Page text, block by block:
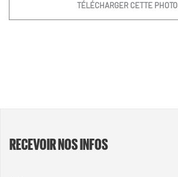
TÉLÉCHARGER CETTE PHOTO
RECEVOIR NOS INFOS